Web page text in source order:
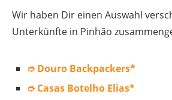
Wir haben Dir einen Auswahl
Unterkünfte in Pinhão
➮ Douro Backpackers*
➮ Casas Botelho Elias*